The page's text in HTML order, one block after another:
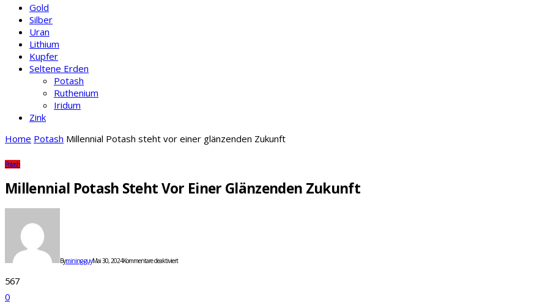
Gold
Silber
Uran
Lithium
Kupfer
Seltene Erden
Potash
Ruthenium
Iridum
Zink
Home Potash Millennial Potash steht vor einer glänzenden Zukunft
Potash
Millennial Potash Steht Vor Einer Glänzenden Zukunft
Bymining-guyMai 30, 2024Kommentare deaktiviertglänzenden
567
0